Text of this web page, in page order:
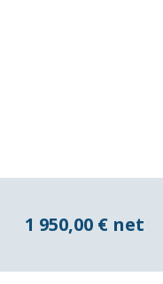
1 950,00 € net